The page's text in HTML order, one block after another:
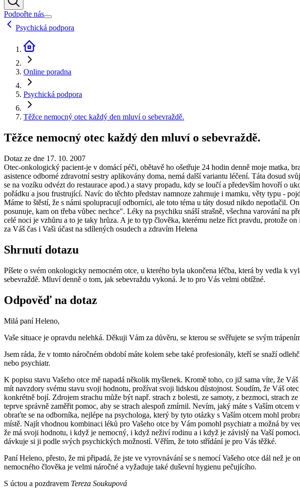
Podpořte nás
Psychická podpora
Online poradna
Psychická podpora
Těžce nemocný otec každý den mluví o sebevraždě.
Těžce nemocný otec každý den mluví o sebevraždě.
Dotaz ze dne 17. 10. 2007
Otec-onkologický pacient-je v domácí péči, obětavě ho ošetřuje 24 hodin denně moje matka,
asistence odborné zdravotní sestry aplikovány doma, nemá další variantu léčení. Táta dosud
se na vozíku odvézt do restaurace apod.) a stavy propadu, kdy se loučí a především hovoří o
pořádku a jsou frustrující. Navíc do těchto představ namnoze zahrnuje i mamku, věty typu -
Máme to štěstí, že s námi spolupracují odborníci, ale toto téma u táty dosud nikdo nepotlačil.
posunuje, kam on třeba vůbec nechce". Léky na psychiku snáší strašně, všechna varování na
celé noci je vzhůru a to je taky hrůza. A je to typ člověka, kterému nelze říct pravdu, protože
za Váš čas i Vaši účast na sdílených osudech a zdravím Helena
Shrnutí dotazu
Píšete o svém onkologicky nemocném otce, u kterého byla ukončena léčba, která by vedla k
sebevraždě. Mluví denně o tom, jak sebevraždu vykoná. Je to pro Vás velmi obtížné.
Odpověď na dotaz
Milá paní Heleno,
Vaše situace je opravdu nelehká. Děkuji Vám za důvěru, se kterou se svěřujete se svým
Jsem ráda, že v tomto náročném období máte kolem sebe také profesionály, kteří se snaží
nebo psychiatr.
K popisu stavu Vašeho otce mě napadá několik myšlenek. Kromě toho, co již sama víte, že
mít navzdory svému stavu svoji hodnotu, prožívat svoji lidskou důstojnost. Soudím, že Váš
konkrétně bojí. Zdrojem strachu může být např. strach z bolesti, ze samoty, z bezmoci, strach
teprve správně zaměřit pomoc, aby se strach alespoň zmírnil. Nevím, jaký máte s Vaším
obraťte se na odborníka, nejlépe na psychologa, který by tyto otázky s Vaším otcem mohl
místě. Najít vhodnou kombinaci léků pro Vašeho otce by Vám pomohl psychiatr a možná by
že má svoji hodnotu, i když je nemocný, i když neživí rodinu a i když je závislý na Vaší
dávkuje si ji podle svých psychických možností. Věřím, že toto střídání je pro Vás těžké.
Paní Heleno, přesto, že mi připadá, že jste ve vyrovnávání se s nemocí Vašeho otce dál než
nemocného člověka je velmi náročné a vyžaduje také duševní hygienu pečujícího.
S úctou a pozdravem Tereza Soukupová